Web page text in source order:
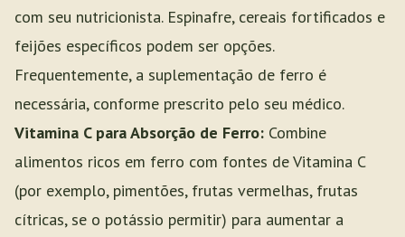
com seu nutricionista. Espinafre, cereais fortificados e
feijões específicos podem ser opções.
Frequentemente, a suplementação de ferro é
necessária, conforme prescrito pelo seu médico.
Vitamina C para Absorção de Ferro: Combine
alimentos ricos em ferro com fontes de Vitamina C
(por exemplo, pimentões, frutas vermelhas, frutas
cítricas, se o potássio permitir) para aumentar a